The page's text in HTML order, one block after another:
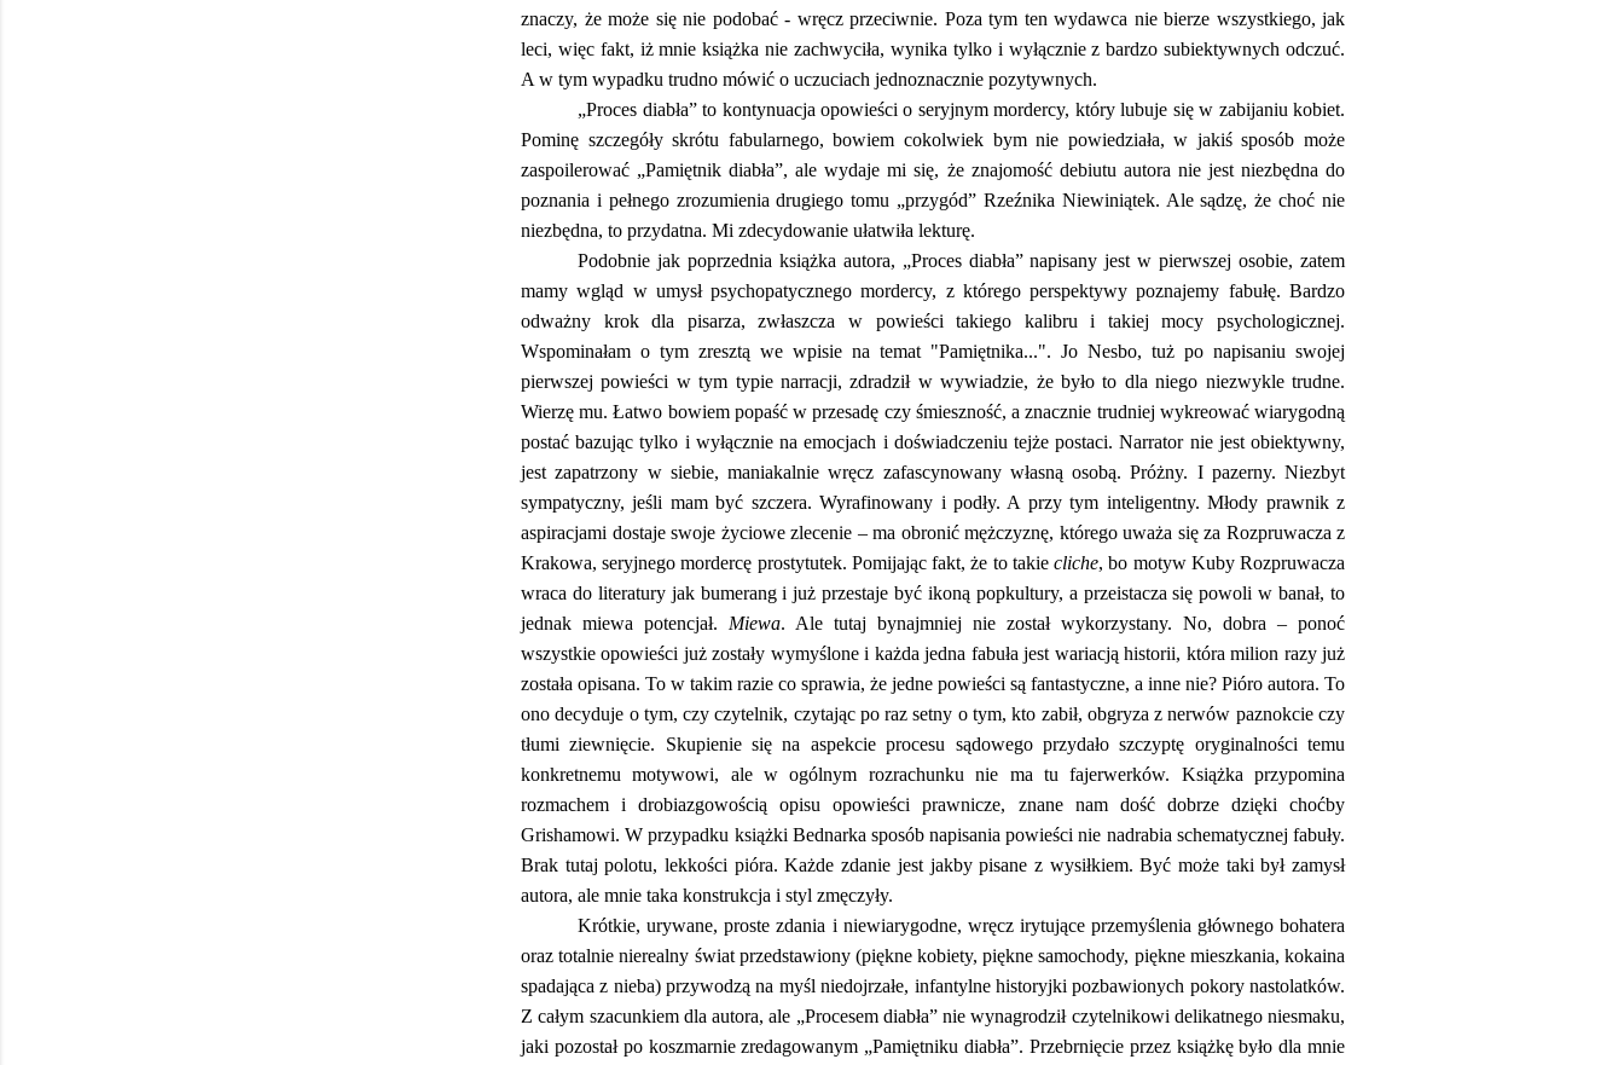
znaczy, że może się nie podobać - wręcz przeciwnie. Poza tym ten wydawca nie bierze wszystkiego, jak
leci, więc fakt, iż mnie książka nie zachwyciła, wynika tylko i wyłącznie z bardzo subiektywnych odczuć.
A w tym wypadku trudno mówić o uczuciach jednoznacznie pozytywnych.
„Proces diabła” to kontynuacja opowieści o seryjnym mordercy, który lubuje się w zabijaniu kobiet.
Pominę szczegóły skrótu fabularnego, bowiem cokolwiek bym nie powiedziała, w jakiś sposób może
zaspoilerować „Pamiętnik diabła”, ale wydaje mi się, że znajomość debiutu autora nie jest niezbędna do
poznania i pełnego zrozumienia drugiego tomu „przygód” Rzeźnika Niewiniątek. Ale sądzę, że choć nie
niezbędna, to przydatna. Mi zdecydowanie ułatwiła lekturę.
Podobnie jak poprzednia książka autora, „Proces diabła” napisany jest w pierwszej osobie, zatem
mamy wgląd w umysł psychopatycznego mordercy, z którego perspektywy poznajemy fabułę. Bardzo
odważny krok dla pisarza, zwłaszcza w powieści takiego kalibru i takiej mocy psychologicznej.
Wspominałam o tym zresztą we wpisie na temat "Pamiętnika...". Jo Nesbo, tuż po napisaniu swojej
pierwszej powieści w tym typie narracji, zdradził w wywiadzie, że było to dla niego niezwykle trudne.
Wierzę mu. Łatwo bowiem popaść w przesadę czy śmieszność, a znacznie trudniej wykreować wiarygodną
postać bazując tylko i wyłącznie na emocjach i doświadczeniu tejże postaci. Narrator nie jest obiektywny,
jest zapatrzony w siebie, maniakalnie wręcz zafascynowany własną osobą. Próżny. I pazerny. Niezbyt
sympatyczny, jeśli mam być szczera. Wyrafinowany i podły. A przy tym inteligentny. Młody prawnik z
aspiracjami dostaje swoje życiowe zlecenie – ma obronić mężczyznę, którego uważa się za Rozpruwacza z
Krakowa, seryjnego mordercę prostytutek. Pomijając fakt, że to takiecliche, bo motyw Kuby Rozpruwacza
wraca do literatury jak bumerang i już przestaje być ikoną popkultury, a przeistacza się powoli w banał, to
jednak miewa potencjał. Miewa. Ale tutaj bynajmniej nie został wykorzystany. No, dobra – ponoć
wszystkie opowieści już zostały wymyślone i każda jedna fabuła jest wariacją historii, która milion razy już
została opisana. To w takim razie co sprawia, że jedne powieści są fantastyczne, a inne nie? Pióro autora. To
ono decyduje o tym, czy czytelnik, czytając po raz setny o tym, kto zabił, obgryza z nerwów paznokcie czy
tłumi ziewnięcie. Skupienie się na aspekcie procesu sądowego przydało szczyptę oryginalności temu
konkretnemu motywowi, ale w ogólnym rozrachunku nie ma tu fajerwerków. Książka przypomina
rozmachem i drobiazgowością opisu opowieści prawnicze, znane nam dość dobrze dzięki choćby
Grishamowi. W przypadku książki Bednarka sposób napisania powieści nie nadrabia schematycznej fabuły.
Brak tutaj polotu, lekkości pióra. Każde zdanie jest jakby pisane z wysiłkiem. Być może taki był zamysł
autora, ale mnie taka konstrukcja i styl zmęczyły.
Krótkie, urywane, proste zdania i niewiarygodne, wręcz irytujące przemyślenia głównego bohatera
oraz totalnie nierealny świat przedstawiony (piękne kobiety, piękne samochody, piękne mieszkania, kokaina
spadająca z nieba) przywodzą na myśl niedojrzałe, infantylne historyjki pozbawionych pokory nastolatków.
Z całym szacunkiem dla autora, ale „Procesem diabła” nie wynagrodził czytelnikowi delikatnego niesmaku,
jaki pozostał po koszmarnie zredagowanym „Pamiętniku diabła”. Przebrnięcie przez książkę było dla mnie